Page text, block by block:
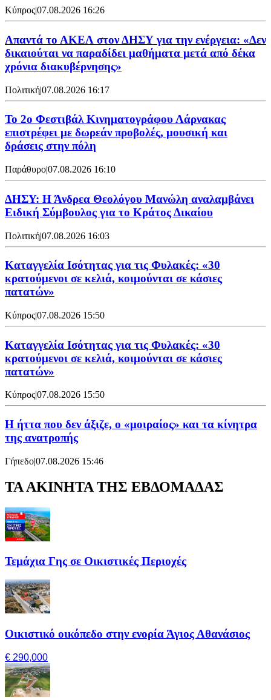
Κύπρος|07.08.2026 16:26
Απαντά το ΑΚΕΛ στον ΔΗΣΥ για την ενέργεια: «Δεν
δικαιούται να παραδίδει μαθήματα μετά από δέκα
χρόνια διακυβέρνησης»
Πολιτική|07.08.2026 16:17
Το 2ο Φεστιβάλ Κινηματογράφου Λάρνακας
επιστρέφει με δωρεάν προβολές, μουσική και
δράσεις στην πόλη
Παράθυρο|07.08.2026 16:10
ΔΗΣΥ: Η Άνδρεα Θεολόγου Μανώλη αναλαμβάνει
Ειδική Σύμβουλος για το Κράτος Δικαίου
Πολιτική|07.08.2026 16:03
Καταγγελία Ισότητας για τις Φυλακές: «30
κρατούμενοι σε κελιά, κοιμούνται σε κάσιες
πατατών»
Κύπρος|07.08.2026 15:50
Καταγγελία Ισότητας για τις Φυλακές: «30
κρατούμενοι σε κελιά, κοιμούνται σε κάσιες
πατατών»
Κύπρος|07.08.2026 15:50
Η ήττα που δεν άξιζε, ο «μοιραίος» και τα κίνητρα
της ανατροπής
Γήπεδο|07.08.2026 15:46
ΤΑ ΑΚΙΝΗΤΑ ΤΗΣ ΕΒΔΟΜΑΔΑΣ
Τεμάχια Γης σε Οικιστικές Περιοχές
Οικιστικό οικόπεδο στην ενορία Άγιος Αθανάσιος
€ 290,000